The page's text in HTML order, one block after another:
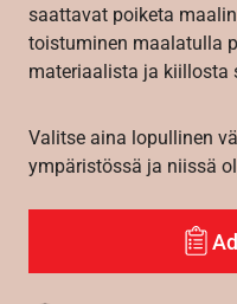
saattavat poiketa
toistuminen maalatulla
materiaalista ja kiillosta
Valitse aina lopullinen
ympäristössä ja niissä